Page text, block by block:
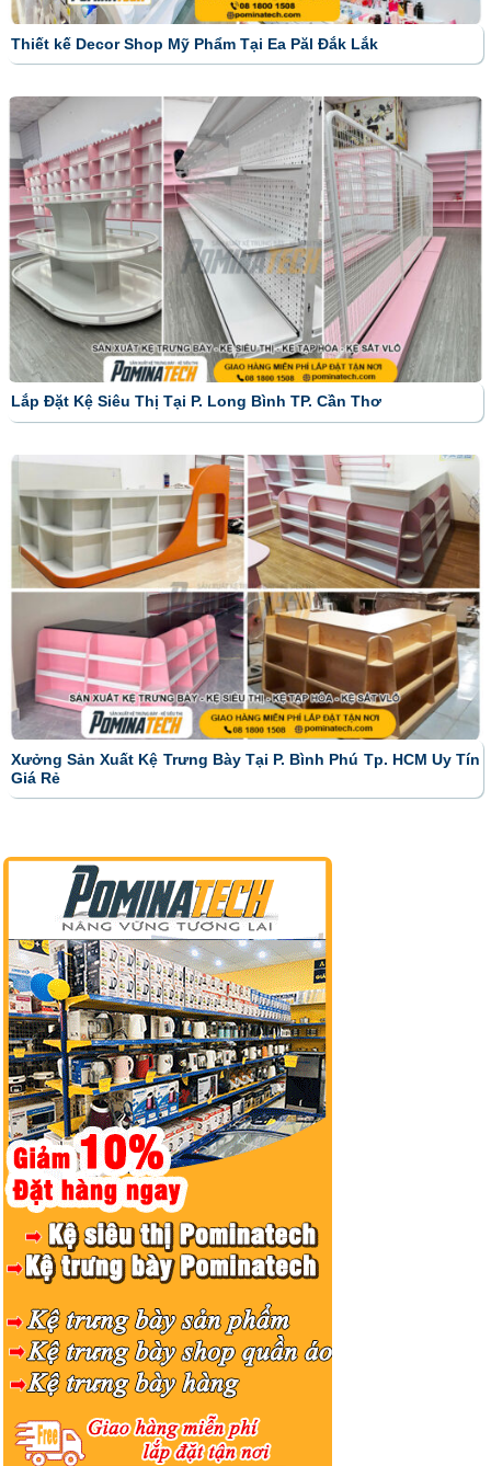
Thiết kế Decor Shop Mỹ Phẩm Tại Ea Păl Đắk Lắk
Lắp Đặt Kệ Siêu Thị Tại P. Long Bình TP. Cần Thơ
Xưởng Sản Xuất Kệ Trưng Bày Tại P. Bình Phú Tp. HCM Uy Tín
Giá Rẻ